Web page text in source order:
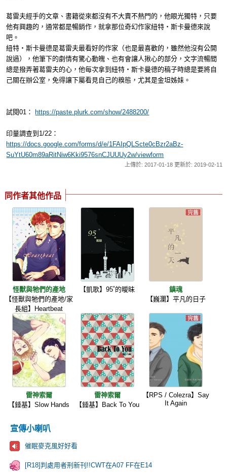
葛雷夫經手的文章、書籍從來都沒有不大賣不熱門的，他眼光獨特，只要
他有興趣的，通常都是暢銷作，就拿那位奇幻作家紐特‧斯卡曼德來說
吧。
紐特‧斯卡曼德是葛雷夫最看好的作家（也是最喜歡的，雖然他沒有公開
說過），他筆下的劇情有驚心動魄、也有會讓人揪心的部分，文字流暢間
總是撥弄著葛雷夫的心，他每次拿到紐特‧斯卡曼德的稿子時總是要將自
己關在辦公室，免得讓下屬看見自己的糗態，尤其是金坦姊妹。
試閱01： https://paste.plurk.com/show/2488200/
印量調查到1/22：
https://docs.google.com/forms/d/e/1FAIpQLScte0cBzr2aBz-
SuYtU60m89aRitNiw6Kki9576snCJUUUy2w/viewform
上傳於: 2017-01-18 更新於: 2019-02-11
同作者其他作品
怪獸與牠們的產地
【怪獸與牠們的產地/家
長組】Heartbeat
【凱歌】95˚的曖昧
鎮魂
【巍瀾】平凡的日子
雷神索爾
【錘基】Slow Hands
雷神索爾
【錘基】Back To You
【RPS / Colezra】Say
It Again
宣傳小喇叭
催眠麥克風好好看
[R18]判處用者刑新刊!!CWT在A07 FF在E14